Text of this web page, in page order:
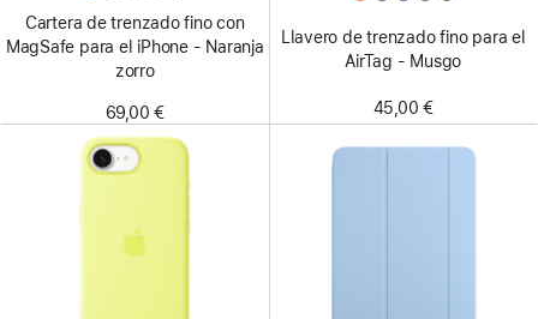
Cartera de trenzado fino con
MagSafe para el iPhone - Naranja
zorro
69,00 €
Llavero de trenzado fino para el
AirTag - Musgo
45,00 €